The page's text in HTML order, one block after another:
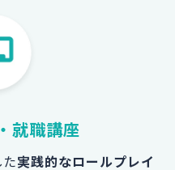
就職講座
実践的なロールプレイ